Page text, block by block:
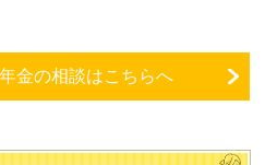
金の相談はこちらへ